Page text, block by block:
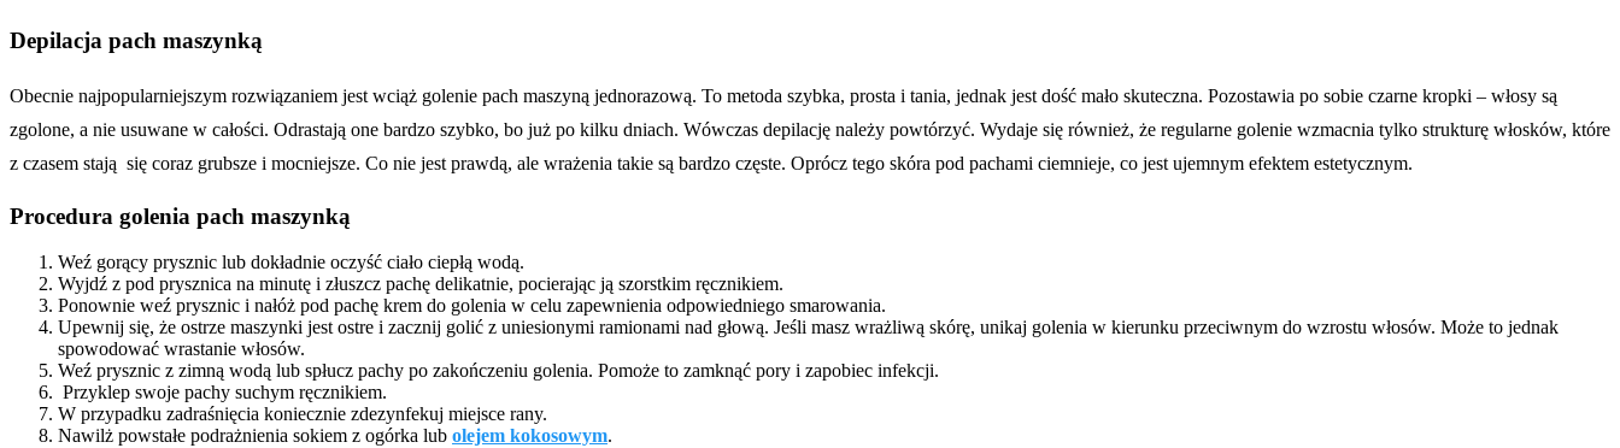
Depilacja pach maszynką
Obecnie najpopularniejszym rozwiązaniem jest wciąż golenie pach maszyną jednorazową. To metoda szybka, prosta i tania, jednak jest dość mało skuteczna. Pozostawia po sobie czarne kropki – włosy są
zgolone, a nie usuwane w całości. Odrastają one bardzo szybko, bo już po kilku dniach. Wówczas depilację należy powtórzyć. Wydaje się również, że regularne golenie wzmacnia tylko strukturę włosków, które
z czasem stają się coraz grubsze i mocniejsze. Co nie jest prawdą, ale wrażenia takie są bardzo częste. Oprócz tego skóra pod pachami ciemnieje, co jest ujemnym efektem estetycznym.
Procedura golenia pach maszynką
Weź gorący prysznic lub dokładnie oczyść ciało ciepłą wodą.
Wyjdź z pod prysznica na minutę i złuszcz pachę delikatnie, pocierając ją szorstkim ręcznikiem.
Ponownie weź prysznic i nałóż pod pachę krem ​​do golenia w celu zapewnienia odpowiedniego smarowania.
Upewnij się, że ostrze maszynki jest ostre i zacznij golić z uniesionymi ramionami nad głową. Jeśli masz wrażliwą skórę, unikaj golenia w kierunku przeciwnym do wzrostu włosów. Może to jednak
spowodować wrastanie włosów.
Weź prysznic z zimną wodą lub spłucz pachy po zakończeniu golenia. Pomoże to zamknąć pory i zapobiec infekcji.
Przyklep swoje pachy suchym ręcznikiem.
W przypadku zadraśnięcia koniecznie zdezynfekuj miejsce rany.
Nawilż powstałe podrażnienia sokiem z ogórka lub olejem kokosowym.